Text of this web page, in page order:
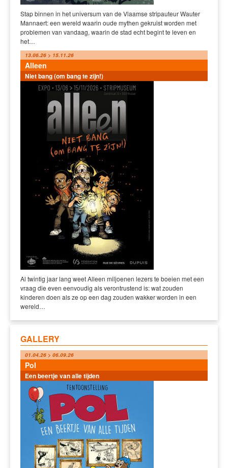
Stap binnen in het universum van de Vlaamse stripauteur Wauter
Mannaert: een wereld waarin oude mythen gekruist worden met
problemen van vandaag, waarin de stad echt begint te leven en
het…
13.06.26 > 15.11.26
Alleen
Niet bang (om bang te zijn!)
Al twintig jaar lang weet Alleen miljoenen lezers te boeien met een
vraag die even eenvoudig als verontrustend is: wat zouden
kinderen doen als ze op een dag zouden wakker worden in een
wereld…
GALLERY
01.04.26 > 06.09.26
Pol
Een beertje van alle tijden